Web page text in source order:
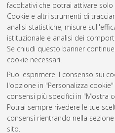
facoltativi che potrai attivare
Cookie e altri strumenti di
analisi statistiche, misure
istituzionale e analisi dei
Se chiudi questo banner
cookie necessari.
Puoi esprimere il consenso sui
l'opzione in "Personalizza
consensi più specifici in "Mostra
Potrai sempre rivedere le tue
consensi rientrando nella
sito.
Altri
Gestione del
Atom
Rss 1.0
Rss 2.0